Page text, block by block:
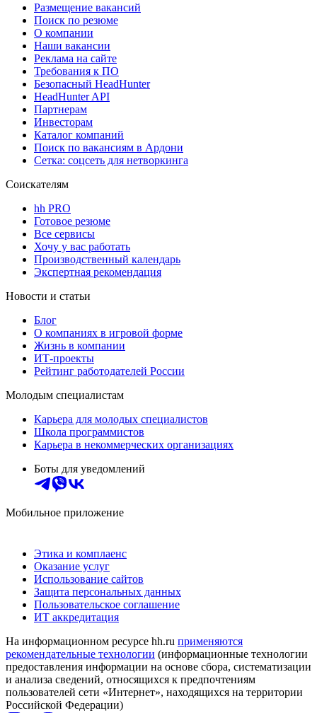
Размещение вакансий
Поиск по резюме
О компании
Наши вакансии
Реклама на сайте
Требования к ПО
Безопасный HeadHunter
HeadHunter API
Партнерам
Инвесторам
Каталог компаний
Поиск по вакансиям в Ардони
Сетка: соцсеть для нетворкинга
Соискателям
hh PRO
Готовое резюме
Все сервисы
Хочу у вас работать
Производственный календарь
Экспертная рекомендация
Новости и статьи
Блог
О компаниях в игровой форме
Жизнь в компании
ИТ-проекты
Рейтинг работодателей России
Молодым специалистам
Карьера для молодых специалистов
Школа программистов
Карьера в некоммерческих организациях
Боты для уведомлений
Мобильное приложение
Этика и комплаенс
Оказание услуг
Использование сайтов
Защита персональных данных
Пользовательское соглашение
ИТ аккредитация
На информационном ресурсе hh.ru применяются
рекомендательные технологии (информационные технологии
предоставления информации на основе сбора, систематизации
и анализа сведений, относящихся к предпочтениям
пользователей сети «Интернет», находящихся на территории
Российской Федерации)